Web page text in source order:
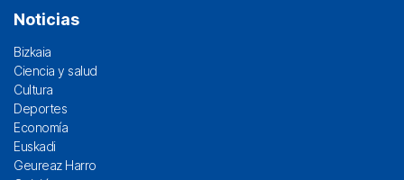
Noticias
Bizkaia
Ciencia y salud
Cultura
Deportes
Economía
Euskadi
Geureaz Harro